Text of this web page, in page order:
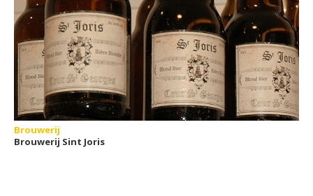
Brouwerij
Brouwerij Sint Joris